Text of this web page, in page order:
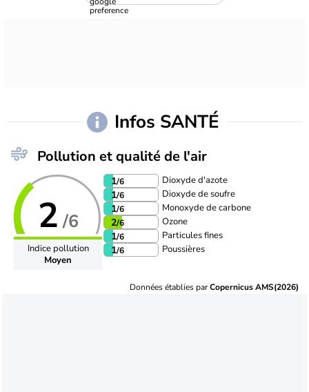
Infos SANTÉ
Pollution et qualité de l'air
2 /6
Indice pollution
Moyen
1/6 Dioxyde d'azote
1/6 Dioxyde de soufre
1/6 Monoxyde de carbone
2/6 Ozone
1/6 Particules fines
1/6 Poussières
Données établies parCopernicus AMS(2026)